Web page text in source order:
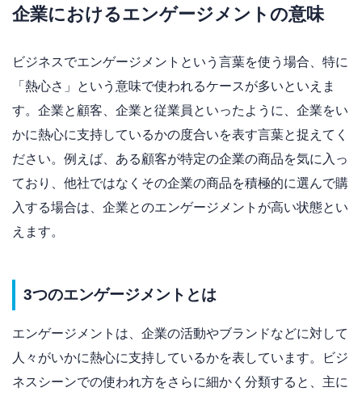
企業におけるエンゲージメントの意味
ビジネスでエンゲージメントという言葉を使う場合、特に
「熱心さ」という意味で使われるケースが多いといえま
す。企業と顧客、企業と従業員といったように、企業をい
かに熱心に支持しているかの度合いを表す言葉と捉えてく
ださい。例えば、ある顧客が特定の企業の商品を気に入っ
ており、他社ではなくその企業の商品を積極的に選んで購
入する場合は、企業とのエンゲージメントが高い状態とい
えます。
3つのエンゲージメントとは
エンゲージメントは、企業の活動やブランドなどに対して
人々がいかに熱心に支持しているかを表しています。ビジ
ネスシーンでの使われ方をさらに細かく分類すると、主に